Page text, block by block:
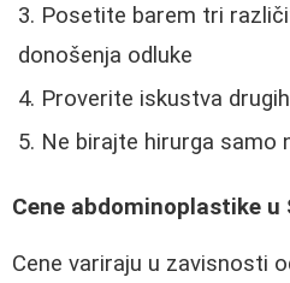
Posetite barem tri
donošenja odluke
Proverite iskustva
Ne birajte hirurga samo
Cene abdominoplastike u
Cene variraju u zavisnosti